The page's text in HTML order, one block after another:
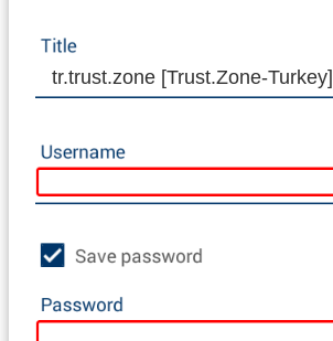
tr.trust.zone [Trust.Zone-Turkey]